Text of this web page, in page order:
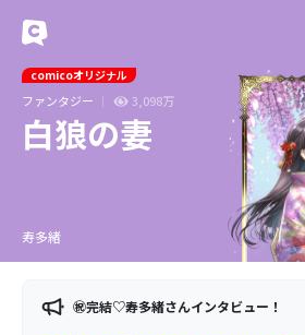
comicoオリジナル
ファンタジー 3,098万
白狼の妻
寿多緒
㊗完結♡寿多緒さんインタビュー！